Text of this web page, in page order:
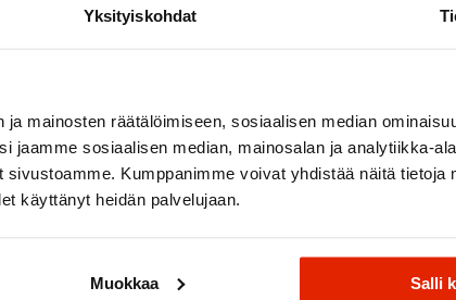
Yksityiskohdat
mainosten räätälöimiseen, sosiaalisen median
jaamme sosiaalisen median, mainosalan ja analytiikka-
Kumppanimme voivat yhdistää näitä tietoja
käyttänyt heidän palvelujaan.
Muokkaa Salli
sinulle